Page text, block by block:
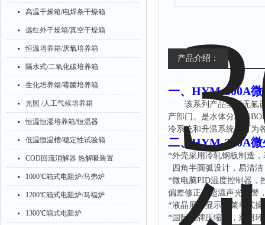
高温干燥箱/电焊条干燥箱
远红外干燥箱/真空干燥箱
恒温培养箱/厌氧培养箱
隔水式/二氧化碳培养箱
生化培养箱/霉菌培养箱
光照 /人工气候培养箱
恒温恒湿培养箱/恒温器
低温恒温槽/稳定性试验箱
COD回流消解器 热解吸装置
1000℃箱式电阻炉/马弗炉
1200℃箱式电阻炉/马福炉
1300℃箱式电阻炉
产品介绍：
一、 HYM-300A微
该系列产品全新无氟
产部门。是水体分析和
冷系统和升温系统，可为
二、HYM-300A微
*外壳采用冷轧钢板制造
四角半圆弧设计，易清
*微电脑PID温度控制器，
偏差修正，超温声光报警
*液晶屏幕显示，菜单式
*国际品牌压缩机，采用